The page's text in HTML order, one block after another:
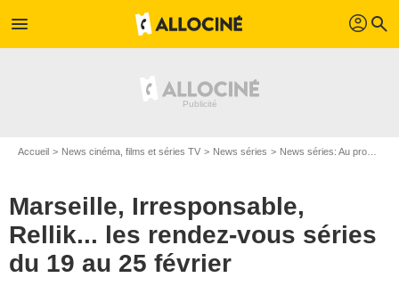
menu profil search
Accueil News cinéma, films et séries TV News séries News séries: Au programme
Marseille, Irresponsable,
Rellik... les rendez-vous séries
du 19 au 25 février